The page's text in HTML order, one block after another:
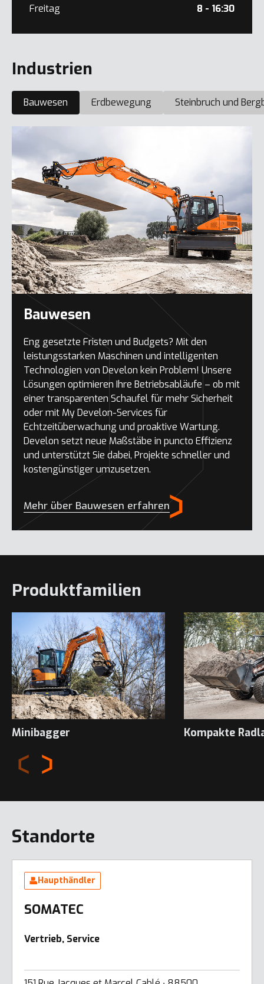
Freitag 8 - 16:30
Industrien
Bauwesen Erdbewegung Steinbruch und
Bauwesen
Eng gesetzte Fristen und Budgets? Mit den
leistungsstarken Maschinen und intelligenten
Technologien von Develon kein Problem! Unsere
Lösungen optimieren Ihre Betriebsabläufe – ob mit
einer transparenten Schaufel für mehr Sicherheit
oder mit My Develon-Services für
Echtzeitüberwachung und proaktive Wartung.
Develon setzt neue Maßstäbe in puncto Effizienz
und unterstützt Sie dabei, Projekte schneller und
kostengünstiger umzusetzen.
Mehr über Bauwesen erfahren
Produktfamilien
Minibagger Kompakte
Standorte
Haupthändler
SOMATEC
Vertrieb, Service